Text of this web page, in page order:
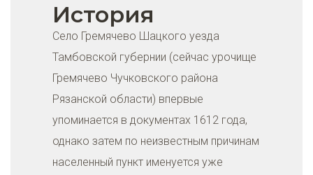
История
Село Гремячево Шацкого уезда
Тамбовской губернии (сейчас урочище
Гремячево Чучковского района
Рязанской области) впервые
упоминается в документах 1612 года,
однако затем по неизвестным причинам
населенный пункт именуется уже